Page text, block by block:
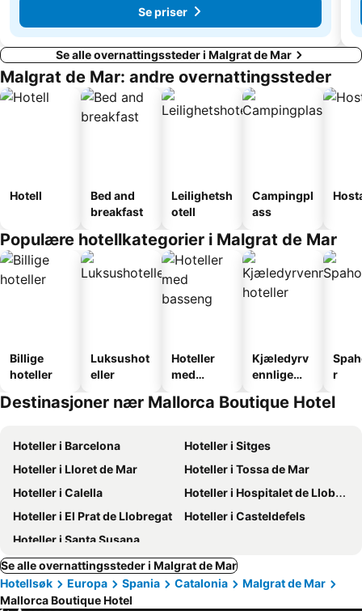
Se priser
Se alle overnattingssteder i Malgrat de Mar
Malgrat de Mar: andre overnattingssteder
Hotell
Bed and
breakfast
Leilighetsh
otell
Campingpl
ass
Populære hotellkategorier i Malgrat de Mar
Billige
hoteller
Luksushot
eller
Hoteller
med
Kjæledyrv
ennlige
r
Destinasjoner nær Mallorca Boutique Hotel
Hoteller i Barcelona
Hoteller i Sitges
Hoteller i Lloret de Mar
Hoteller i Tossa de Mar
Hoteller i Calella
Hoteller i Hospitalet de Llobregat
Hoteller i El Prat de Llobregat
Hoteller i Casteldefels
Hoteller i Santa Susana
Se alle overnattingssteder i Malgrat de Mar
Hotellsøk
Europa Spania Catalonia
Malgrat de Mar
Mallorca Boutique Hotel